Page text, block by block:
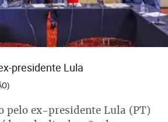
presidente Lula
pelo ex-presidente Lula (PT)